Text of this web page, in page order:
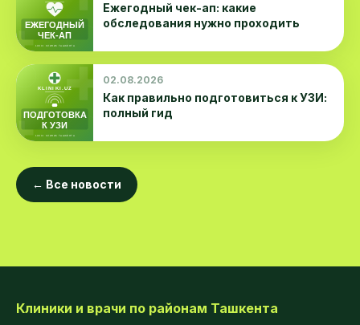
Ежегодный чек-ап: какие
обследования нужно проходить
02.08.2026
Как правильно подготовиться к УЗИ:
полный гид
← Все новости
Клиники и врачи по районам Ташкента